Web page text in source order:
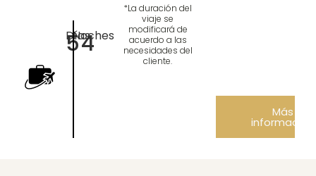
Días
5Noches
4
*La duración del
viaje se
modificará de
acuerdo a las
necesidades del
cliente.
Más
información